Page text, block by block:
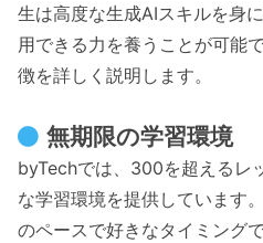
生は高度な生成AIスキルを身
用できる力を養うことが可能
徴を詳しく説明します。
無期限の学習環境
byTechでは、300を超えるレ
な学習環境を提供しています
のペースで好きなタイミング